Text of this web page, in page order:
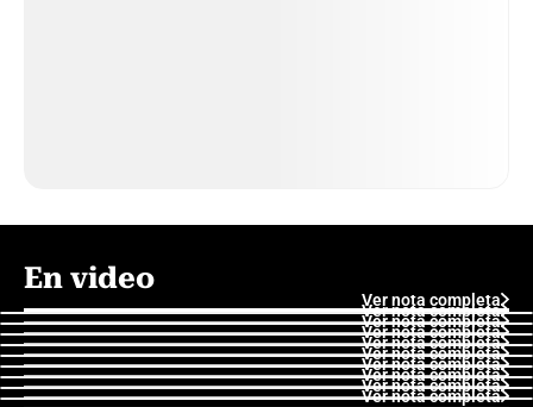
En video
Ver nota completa
Ver nota completa
Ver nota completa
Ver nota completa
Ver nota completa
Ver nota completa
Ver nota completa
Ver nota completa
Ver nota completa
Ver nota completa